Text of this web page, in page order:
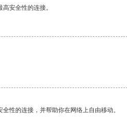
安全性的连接。
性的连接，并帮助你在网络上自由移动。